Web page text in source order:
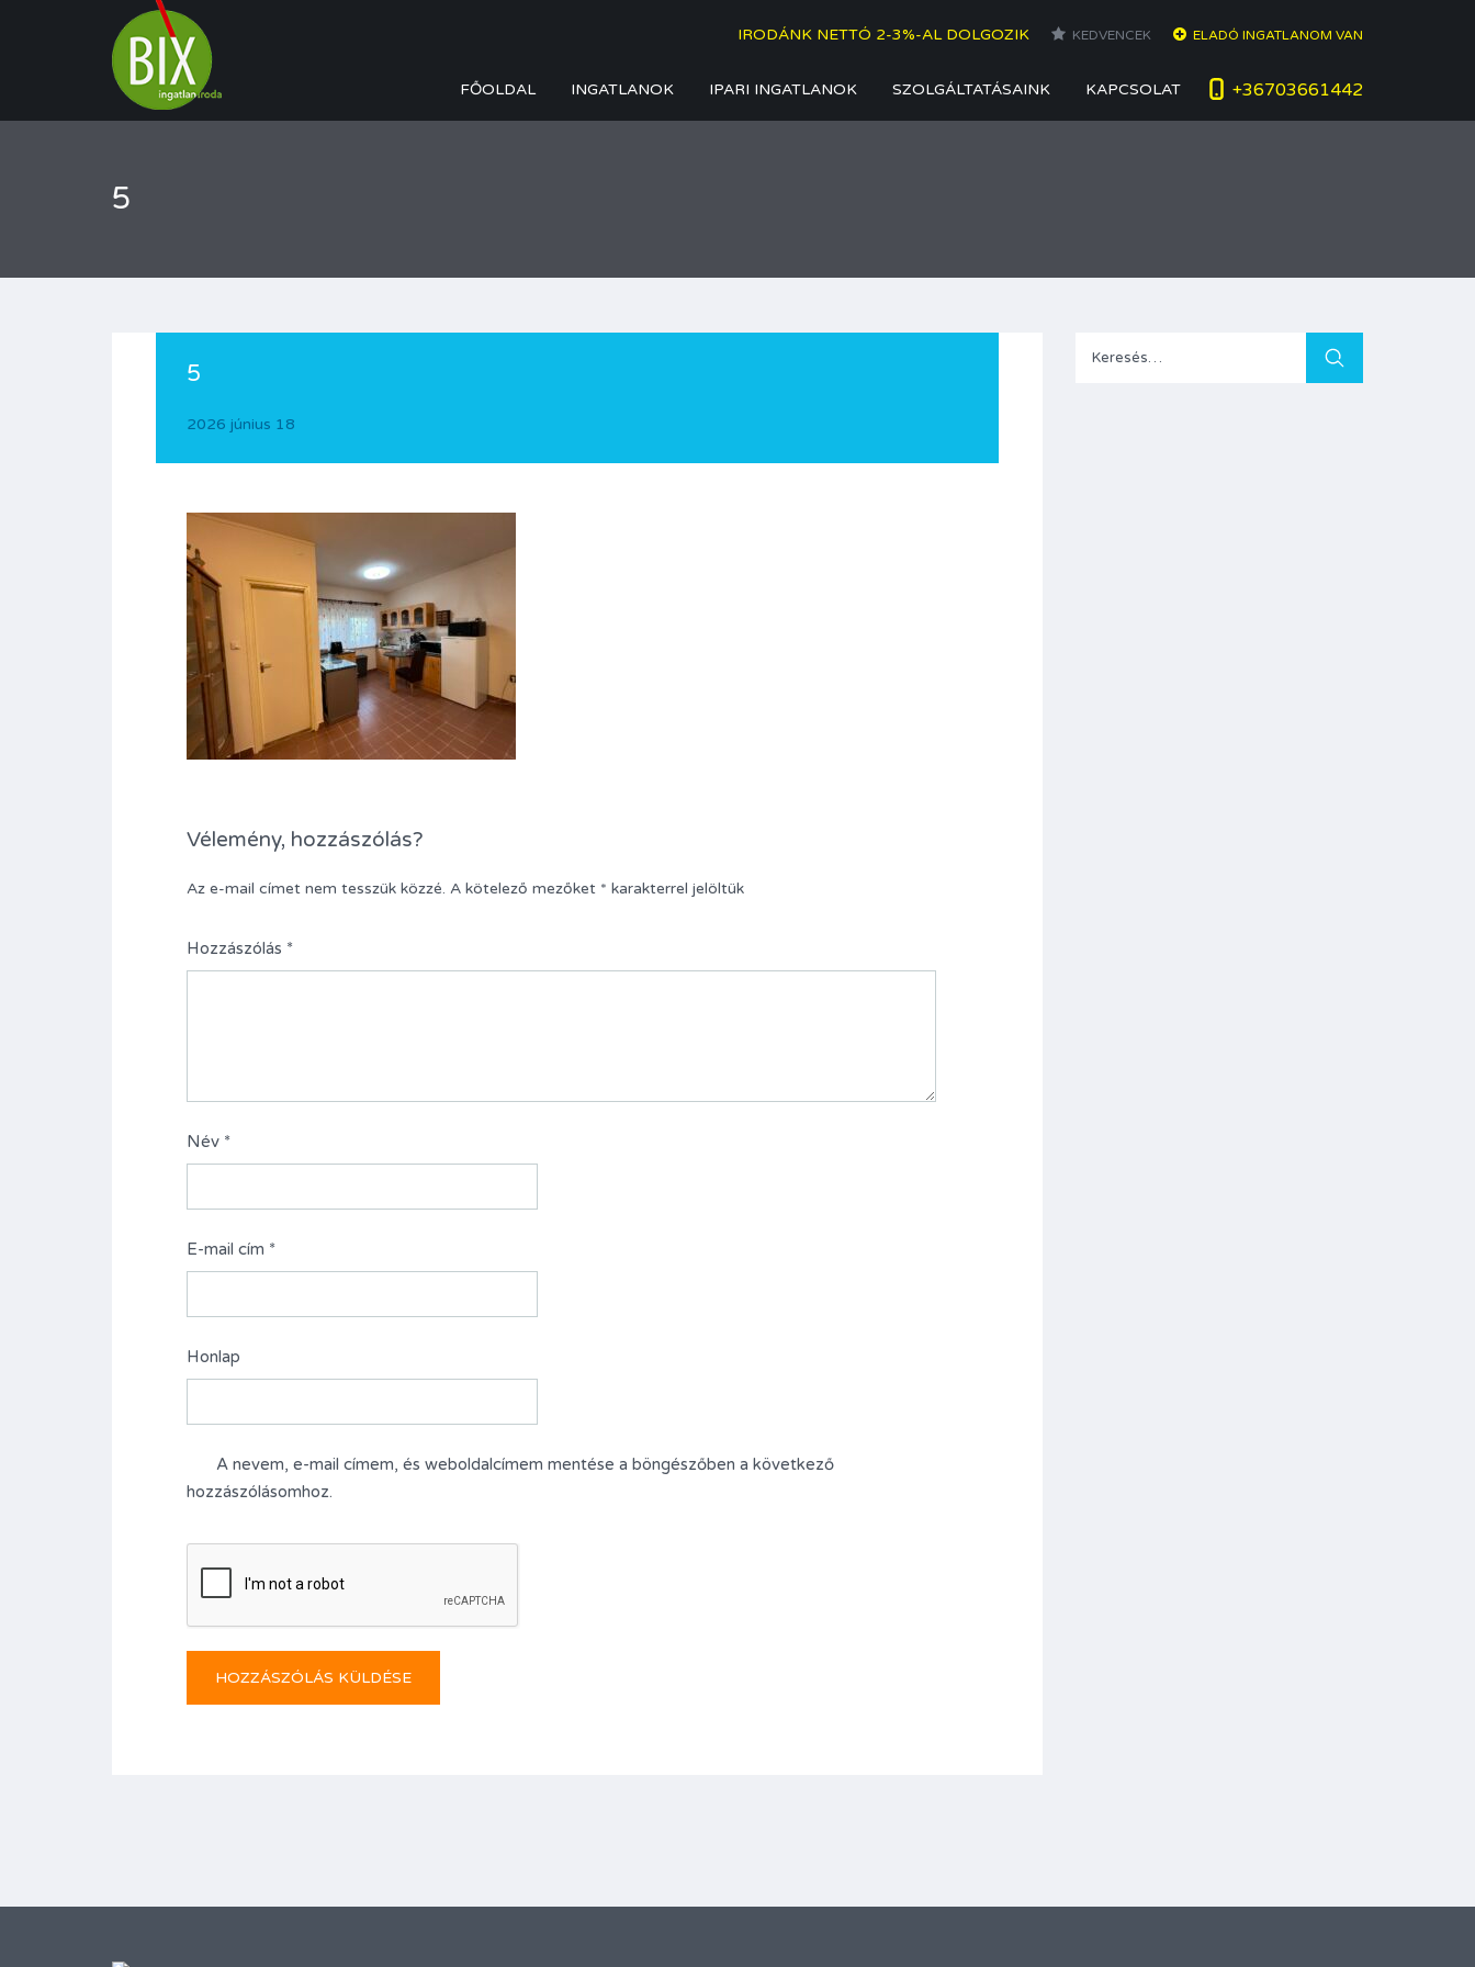
IRODÁNK NETTÓ 2-3%-AL DOLGOZIK KEDVENCEK ELADÓ INGATLANOM VAN
+36703661442
FŐOLDAL INGATLANOK IPARI INGATLANOK SZOLGÁLTATÁSAINK KAPCSOLAT
5
5
2026 június 18
Vélemény, hozzászólás?
Az e-mail címet nem tesszük közzé. A kötelező mezőket * karakterrel jelöltük
Hozzászólás *
Név *
E-mail cím *
Honlap
A nevem, e-mail címem, és weboldalcímem mentése a böngészőben a következő
hozzászólásomhoz.
Keresés: